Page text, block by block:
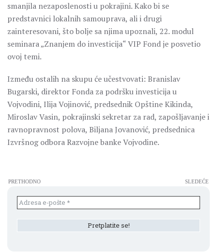
smanjila nezaposlenosti u pokrajini. Kako bi se
predstavnici lokalnih samouprava, ali i drugi
zainteresovani, što bolje sa njima upoznali, 22. modul
seminara „Znanjem do investicija“ VIP Fond je posvetio
ovoj temi.
Između ostalih na skupu će učestvovati: Branislav
Bugarski, direktor Fonda za podršku investicija u
Vojvodini, Ilija Vojinović, predsednik Opštine Kikinda,
Miroslav Vasin, pokrajinski sekretar za rad, zapošljavanje i
ravnopravnost polova, Biljana Jovanović, predsednica
Izvršnog odbora Razvojne banke Vojvodine.
PRETHODNO SLEDEĆE